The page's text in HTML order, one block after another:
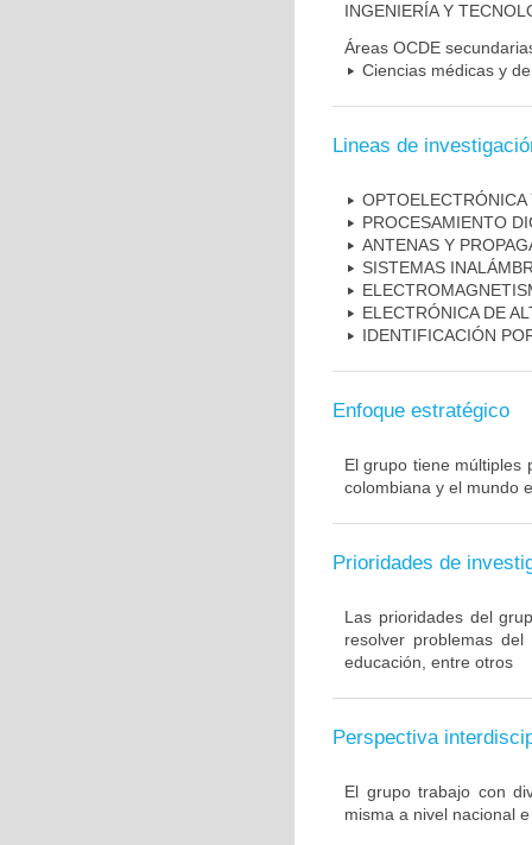
INGENIERÍA Y
Áreas OCDE
Ciencias médicas y
Lineas de
PROCESAMIENTO
ANTENAS Y
SISTEMAS
ELECTRÓNICA DE
IDENTIFICACIÓN
Enfoque estratégico
El grupo tiene múltiples
colombiana y el mundo
Prioridades de
Las prioridades del
resolver problemas
educación, entre otros
Perspectiva
El grupo trabajo con
misma a nivel nacional